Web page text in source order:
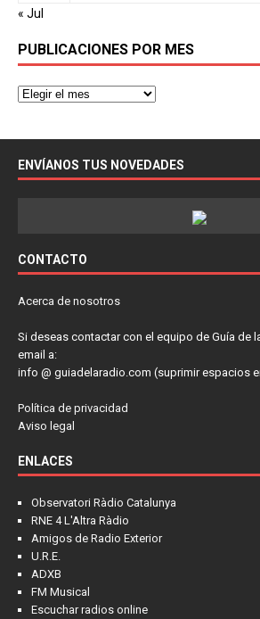
« Jul
PUBLICACIONES POR MES
ENVÍANOS TUS NOVEDADES
CONTACTO
Acerca de nosotros
Si deseas contactar con el equipo de Guía de
email a:
info @ guiadelaradio.com (suprimir espacios
Política de privacidad
Aviso legal
ENLACES
Observatori Ràdio Catalunya
RNE 4 L'Altra Ràdio
Amigos de Radio Exterior
U.R.E.
ADXB
FM Musical
Escuchar radios online